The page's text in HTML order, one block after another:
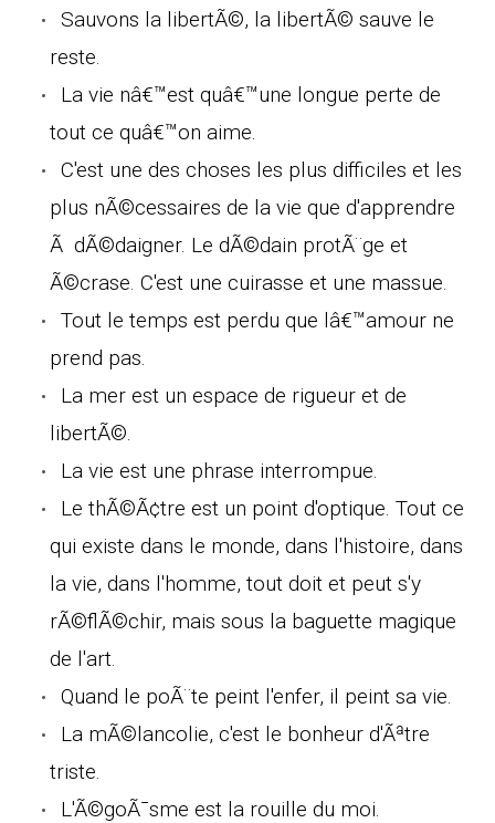
Sauvons la libertÃ©, la libertÃ© sauve le
reste.
La vie nâ€™est quâ€™une longue perte de
tout ce quâ€™on aime.
C'est une des choses les plus difficiles et les
plus nÃ©cessaires de la vie que d'apprendre
Ã dÃ©daigner. Le dÃ©dain protÃ¨ge et
Ã©crase. C'est une cuirasse et une massue.
Tout le temps est perdu que lâ€™amour ne
prend pas.
La mer est un espace de rigueur et de
libertÃ©.
La vie est une phrase interrompue.
Le thÃ©Ã¢tre est un point d'optique. Tout ce
qui existe dans le monde, dans l'histoire, dans
la vie, dans l'homme, tout doit et peut s'y
rÃ©flÃ©chir, mais sous la baguette magique
de l'art.
Quand le poÃ¨te peint l'enfer, il peint sa vie.
La mÃ©lancolie, c'est le bonheur d'Ãªtre
triste.
L'Ã©goÃ¯sme est la rouille du moi.